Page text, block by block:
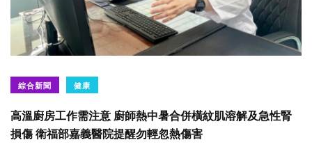
綜合新聞 健康
高溫廚房工作需注意 廚師熱中暑合併橫紋肌溶解及急性腎
損傷 衛福部嘉義醫院提醒勿輕忽熱傷害